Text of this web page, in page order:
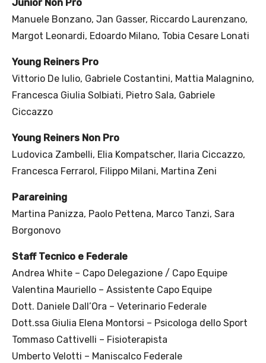
Junior Non Pro
Manuele Bonzano, Jan Gasser, Riccardo Laurenzano,
Margot Leonardi, Edoardo Milano, Tobia Cesare Lonati
Young Reiners Pro
Vittorio De Iulio, Gabriele Costantini, Mattia Malagnino,
Francesca Giulia Solbiati, Pietro Sala, Gabriele
Ciccazzo
Young Reiners Non Pro
Ludovica Zambelli, Elia Kompatscher, Ilaria Ciccazzo,
Francesca Ferrarol, Filippo Milani, Martina Zeni
Parareining
Martina Panizza, Paolo Pettena, Marco Tanzi, Sara
Borgonovo
Staff Tecnico e Federale
Andrea White – Capo Delegazione / Capo Equipe
Valentina Mauriello – Assistente Capo Equipe
Dott. Daniele Dall’Ora – Veterinario Federale
Dott.ssa Giulia Elena Montorsi – Psicologa dello Sport
Tommaso Cattivelli – Fisioterapista
Umberto Velotti – Maniscalco Federale